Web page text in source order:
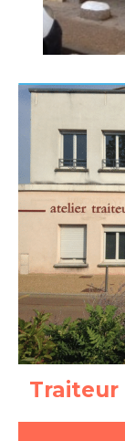
Traiteur